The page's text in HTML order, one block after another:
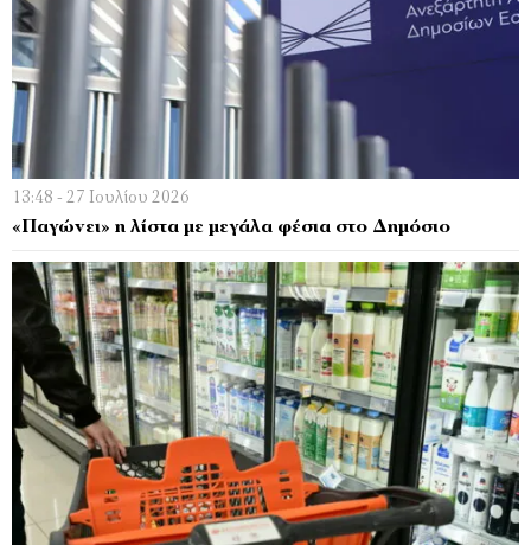
13:48 - 27 Ιουλίου 2026
«Παγώνει» η λίστα με μεγάλα φέσια στο Δημόσιο